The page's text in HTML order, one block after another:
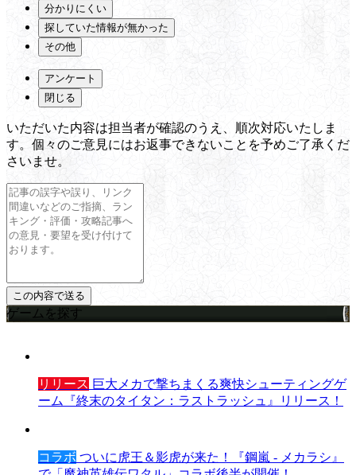
分かりにくい
探していた情報が無かった
その他
アンケート
閉じる
いただいた内容は担当者が確認のうえ、順次対応いたしま
す。個々のご意見にはお返事できないことを予めご了承くだ
さいませ。
ゲームを探す
リリース 巨大メカで撃ちまくる爽快シューティングゲ
ーム『終末のタイタン：ラストラッシュ』リリース！
コラボ ついに虎王＆影虎が来た！『鋼嵐 - メカラシ』